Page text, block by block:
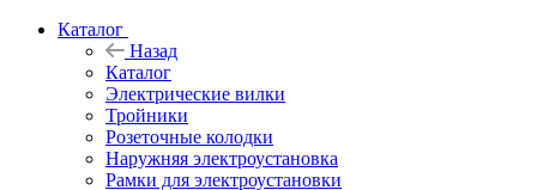
Каталог
Назад
Каталог
Электрические вилки
Тройники
Розеточные колодки
Наружняя электроустановка
Рамки для электроустановки